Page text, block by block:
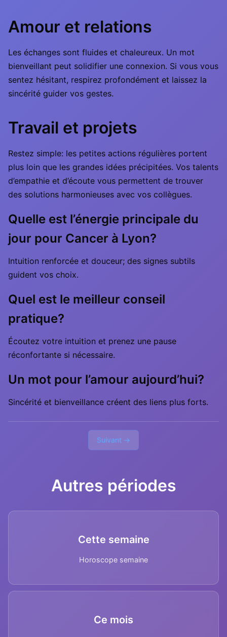
Amour et relations
Les échanges sont fluides et chaleureux. Un mot
bienveillant peut solidifier une connexion. Si vous vous
sentez hésitant, respirez profondément et laissez la
sincérité guider vos gestes.
Travail et projets
Restez simple: les petites actions régulières portent
plus loin que les grandes idées précipitées. Vos talents
d’empathie et d’écoute vous permettent de trouver
des solutions harmonieuses avec vos collègues.
Quelle est l’énergie principale du
jour pour Cancer à Lyon?
Intuition renforcée et douceur; des signes subtils
guident vos choix.
Quel est le meilleur conseil
pratique?
Écoutez votre intuition et prenez une pause
réconfortante si nécessaire.
Un mot pour l’amour aujourd’hui?
Sincérité et bienveillance créent des liens plus forts.
Suivant →
Autres périodes
Cette semaine
Horoscope semaine
Ce mois